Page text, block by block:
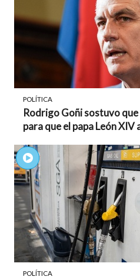
POLÍTICA
Rodrigo Goñi sostuvo
para que el papa León
POLÍTICA